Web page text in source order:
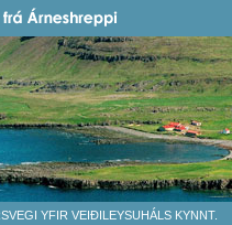
YFIR VEIÐILEYSUHÁLS KYNNT.